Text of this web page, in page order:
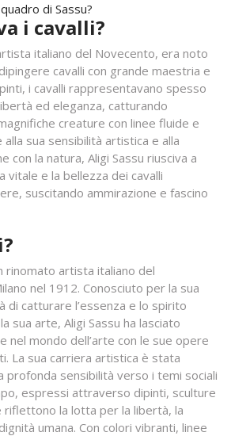
di Sassu?
i cavalli?
italiano del Novecento, era noto
cavalli con grande maestria e
i cavalli rappresentavano spesso
ed eleganza, catturando
creature con linee fluide e
sua sensibilità artistica e alla
con la natura, Aligi Sassu riusciva a
vitale e la bellezza dei cavalli
suscitando ammirazione e fascino
rinomato artista italiano del
nel 1912. Conosciuto per la sua
di catturare l’essenza e lo spirito
sua arte, Aligi Sassu ha lasciato
nel mondo dell’arte con le sue opere
La sua carriera artistica è stata
profonda sensibilità verso i temi sociali
espressi attraverso dipinti, sculture
riflettono la lotta per la libertà, la
umana. Con colori vibranti, linee